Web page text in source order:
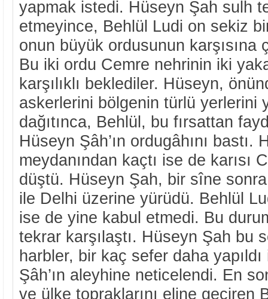
yapmak istedi. Hüseyn Şah sulh
etmeyince, Behlül Ludi on sekiz
onun büyük ordusunun karşısına
Bu iki ordu Cemre nehrinin iki
karşılıklı beklediler. Hüseyn,
askerlerini bölgenin türlü yerlerini
dağıtınca, Behlül, bu fırsattan
Hüseyn Şâh’ın ordugâhını
meydanından kaçtı ise de karısı
düştü. Hüseyn Şah, bir sîne
ile Delhi üzerine yürüdü. Behlül
ise de yine kabul etmedi. Bu
tekrar karşılaştı. Hüseyn Şah bu
harbler, bir kaç sefer daha
Şâh’ın aleyhine neticelendi. En
ve ülke topraklarını eline geçiren